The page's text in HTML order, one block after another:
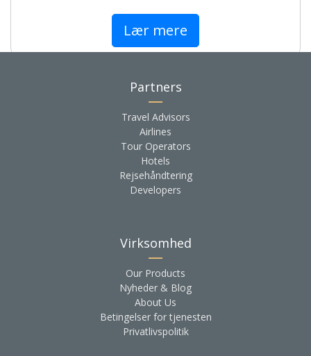
Lær mere
Partners
Travel Advisors
Airlines
Tour Operators
Hotels
Rejsehåndtering
Developers
Virksomhed
Our Products
Nyheder & Blog
About Us
Betingelser for tjenesten
Privatlivspolitik